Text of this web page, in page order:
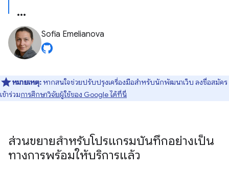
Sofia Emelianova
หมายเหตุ: หากสนใจช่วยปรับปรุงเครื่องมือสำหรับนักพัฒนาเว็บ ลงชื่อสมัคร
เข้าร่วมการศึกษาวิจัยผู้ใช้ของ Google ได้ที่นี่
ส่วนขยายสำหรับโปรแกรมบันทึกอย่างเป็น
ทางการพร้อมให้บริการแล้ว